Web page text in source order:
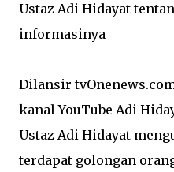
Ustaz Adi Hidayat
informasinya
Dilansir
kanal YouTube Adi
Ustaz Adi Hidayat
terdapat golongan